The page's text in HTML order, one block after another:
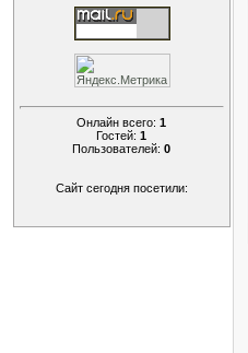
Онлайн всего:1
Гостей:1
Пользователей:0
Сайт сегодня посетили: